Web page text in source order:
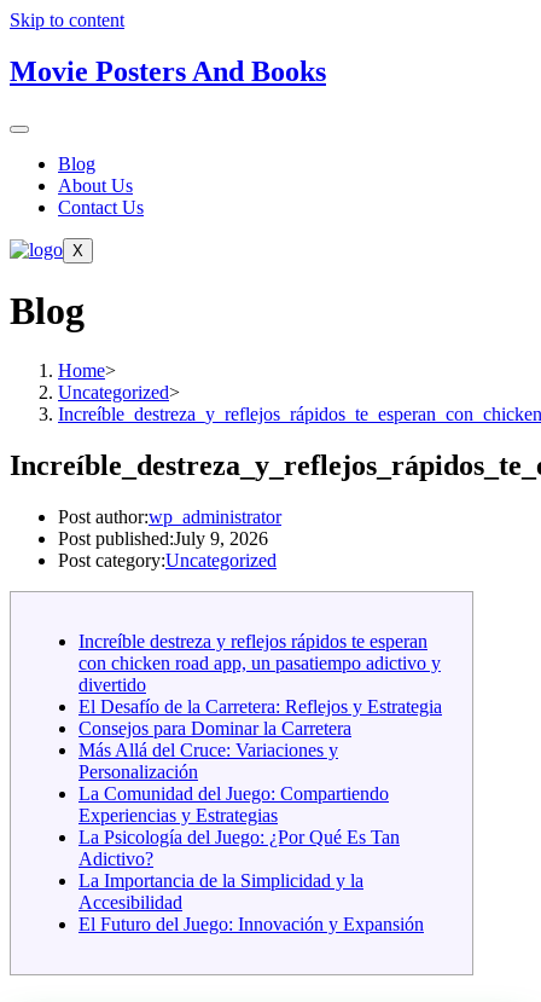
Skip to content
Movie Posters And Books
Blog
About Us
Contact Us
X
Blog
Home>
Uncategorized>
Post author:wp_administrator
Post published:July 9, 2026
Post category:Uncategorized
Increíble destreza y reflejos rápidos te esperan
con chicken road app, un pasatiempo adictivo y
divertido
El Desafío de la Carretera: Reflejos y Estrategia
Consejos para Dominar la Carretera
Más Allá del Cruce: Variaciones y
Personalización
La Comunidad del Juego: Compartiendo
Experiencias y Estrategias
La Psicología del Juego: ¿Por Qué Es Tan
Adictivo?
La Importancia de la Simplicidad y la
Accesibilidad
El Futuro del Juego: Innovación y Expansión